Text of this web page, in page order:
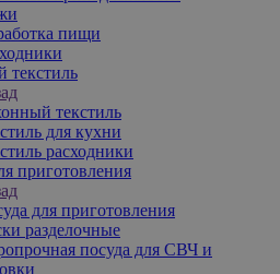
пищи
текстиль
текстиль
для кухни
расходники
приготовления
для приготовления
разделочные
посуда для СВЧ и